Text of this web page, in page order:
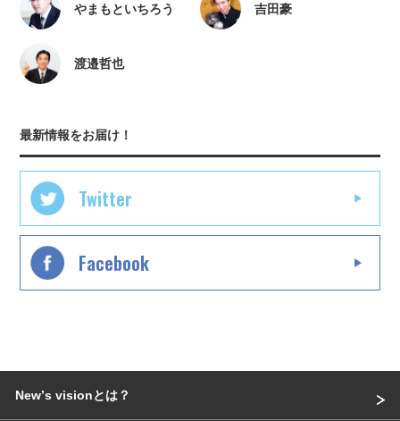
やまもといちろう 吉田豪
渡邉哲也
最新情報をお届け！
Twitter
Facebook
Newʼs visionとは？